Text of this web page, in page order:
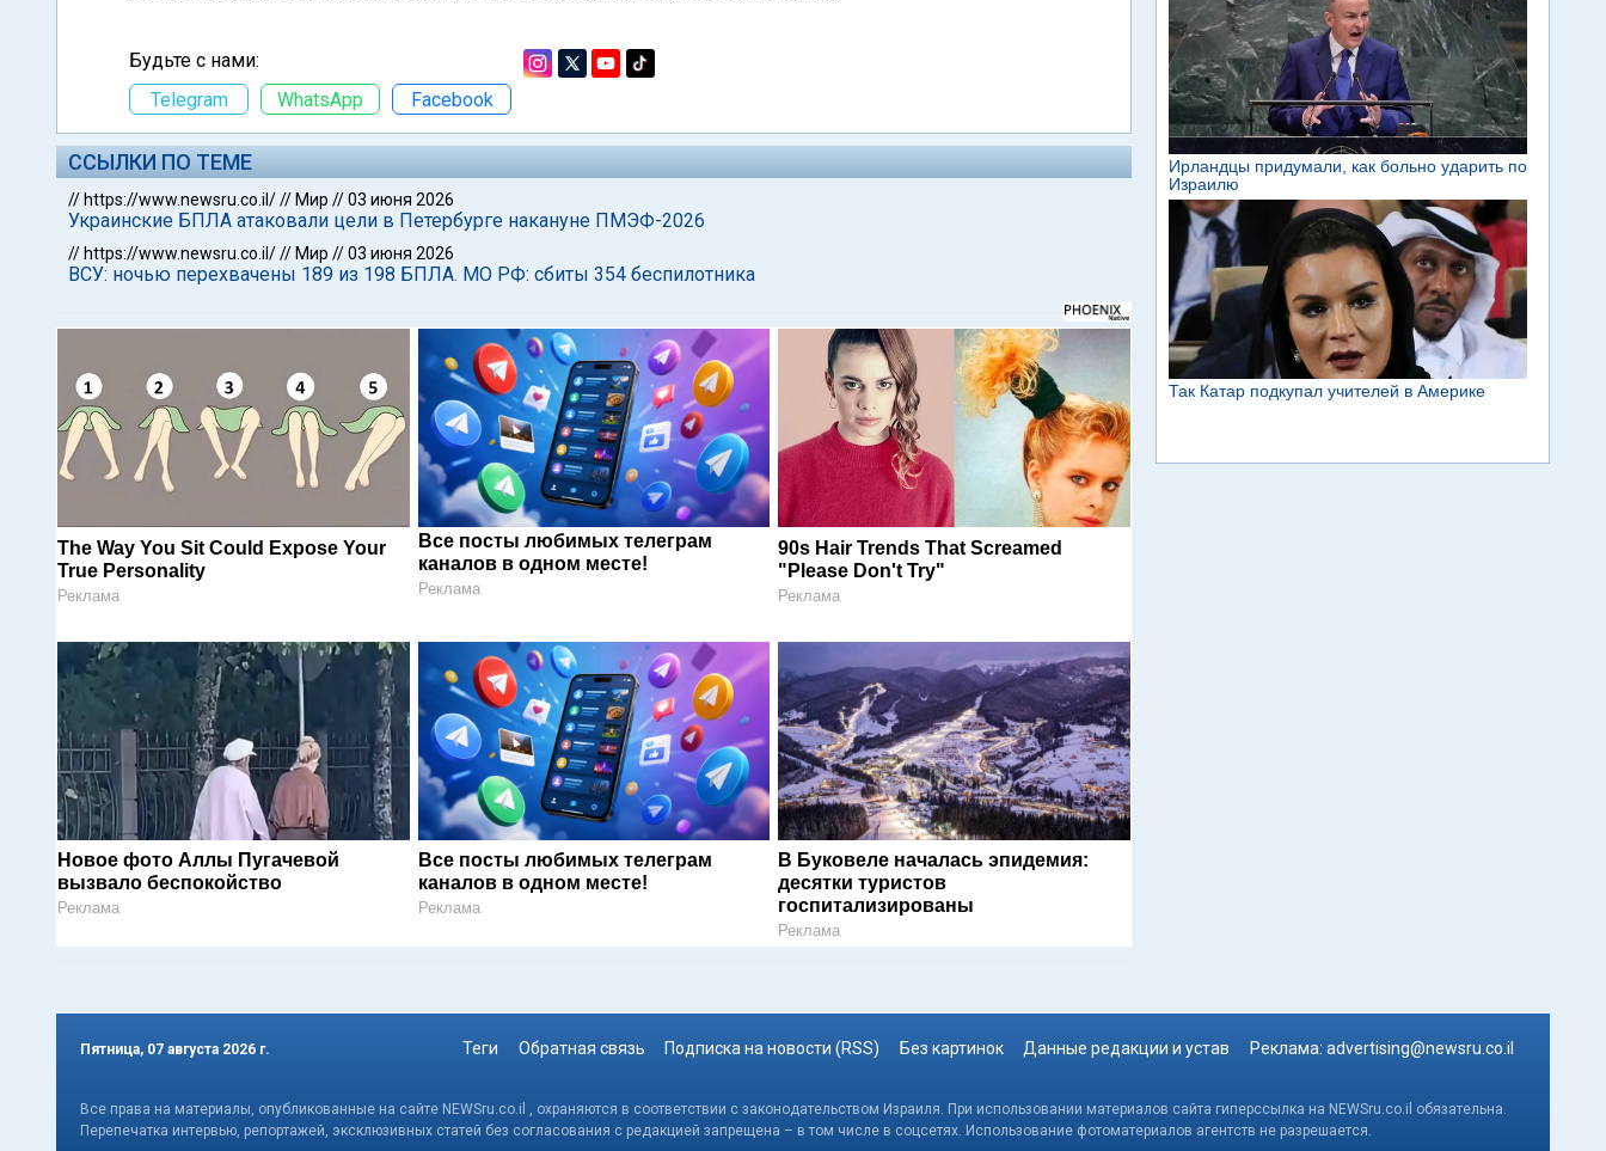
Будьте с нами:
Telegram
WhatsApp Facebook
ССЫЛКИ ПО ТЕМЕ
// https://www.newsru.co.il/// Мир //03 июня 2026
Украинские БПЛА атаковали цели в Петербурге накануне ПМЭФ-2026
// https://www.newsru.co.il/// Мир //03 июня 2026
ВСУ: ночью перехвачены 189 из 198 БПЛА. МО РФ: сбиты 354 беспилотника
The Way You Sit Could Expose Your
True Personality
Реклама
Все посты любимых телеграм
каналов в одном месте!
Реклама
90s Hair Trends That Screamed
"Please Don't Try"
Реклама
Новое фото Аллы Пугачевой
вызвало беспокойство
Реклама
Все посты любимых телеграм
каналов в одном месте!
Реклама
В Буковеле началась эпидемия:
десятки туристов
госпитализированы
Реклама
Пятница, 07 августа 2026 г. Теги Обратная связь Подписка на новости (RSS) Без картинок Данные редакции и устав Реклама: advertising@newsru.co.il
Все права на материалы, опубликованные на сайте NEWSru.co.il , охраняются в соответствии с законодательством Израиля. При использовании материалов сайта гиперссылка на NEWSru.co.il обязательна.
Перепечатка интервью, репортажей, эксклюзивных статей без согласования с редакцией запрещена – в том числе в соцсетях. Использование фотоматериалов агентств не разрешается.